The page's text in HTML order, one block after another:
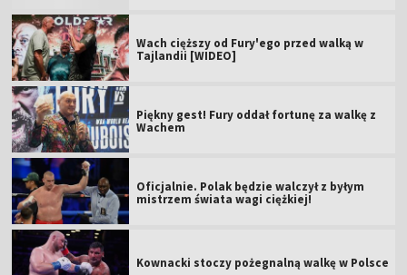
Wach cięższy od Fury'ego przed walką w
Tajlandii [WIDEO]
Piękny gest! Fury oddał fortunę za walkę z
Wachem
Oficjalnie. Polak będzie walczył z byłym
mistrzem świata wagi ciężkiej!
Kownacki stoczy pożegnalną walkę w Polsce